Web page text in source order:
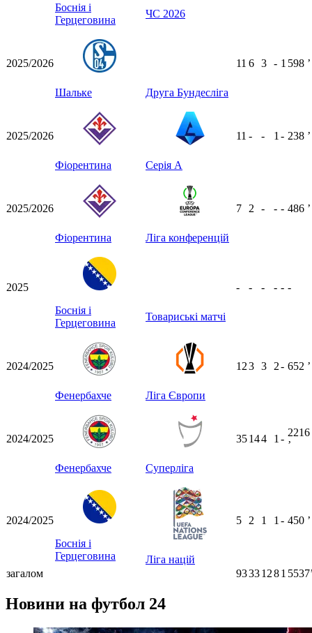
Боснія і
Герцеговина
ЧС 2026
2025/2026
Шальке Друга Бундесліга
11 6 3 - 1 598 ʼ
2025/2026
Фіорентина Серія А
11 - - 1 - 238 ʼ
2025/2026
Фіорентина Ліга конференцій
7 2 - - - 486 ʼ
2025
Боснія і
Герцеговина
Товариські матчі
- - - - - -
2024/2025
Фенербахче Ліга Європи
123 3 2- 652 ʼ
2024/2025
Фенербахче Суперліга
35144 1 -
2216
ʼ
2024/2025
Боснія і
Герцеговина
Ліга націй
5 2 1 1 - 450 ʼ
загалом 93331281
Новини на футбол 24